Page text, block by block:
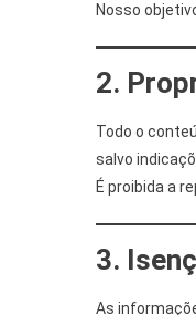
Nosso
2.
Todo o
salvo
É proibida a
3.
As